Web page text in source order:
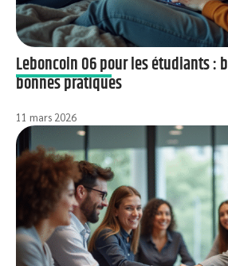
Leboncoin 06 pour les étudiants :
bonnes pratiques
11 mars 2026